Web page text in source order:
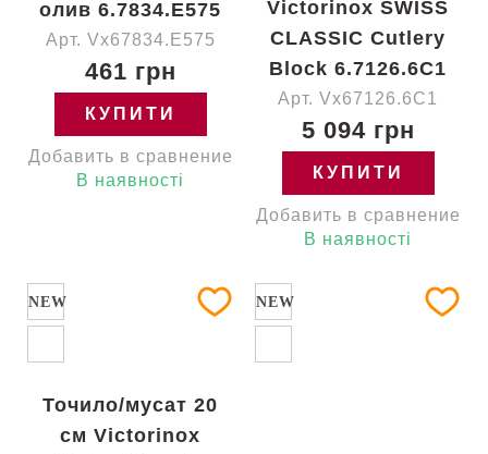
олив 6.7834.E575
Арт. Vx67834.E575
461 грн
КУПИТИ
Добавить в сравнение
В наявності
Victorinox SWISS
CLASSIC Cutlery
Block 6.7126.6C1
Арт. Vx67126.6C1
5 094 грн
КУПИТИ
Добавить в сравнение
В наявності
NEW
Точило/мусат 20
см Victorinox
NEW